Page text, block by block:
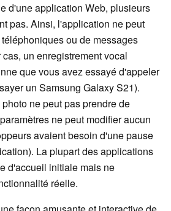
d'une application Web, plusieurs
pas. Ainsi, l'application ne peut
ou de messages
un enregistrement vocal
que vous avez essayé d'appeler
un Samsung Galaxy S21).
ne peut pas prendre de
ne peut modifier aucun
avaient besoin d'une pause
La plupart des applications
d'accueil initiale mais ne
réelle.